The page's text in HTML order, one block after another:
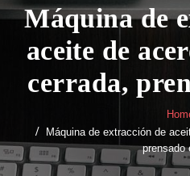
Máquina de
aceite de
cerrada,
Máquina de extracción de
prensado